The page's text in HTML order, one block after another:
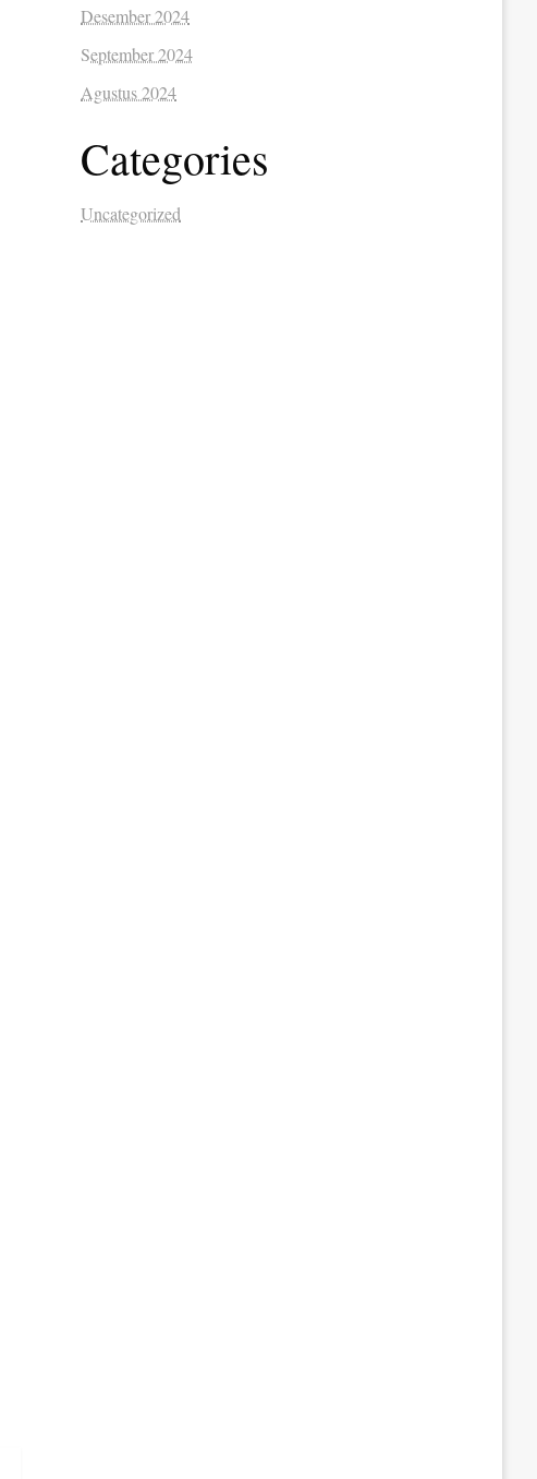
Desember 2024
September 2024
Agustus 2024
Categories
Uncategorized